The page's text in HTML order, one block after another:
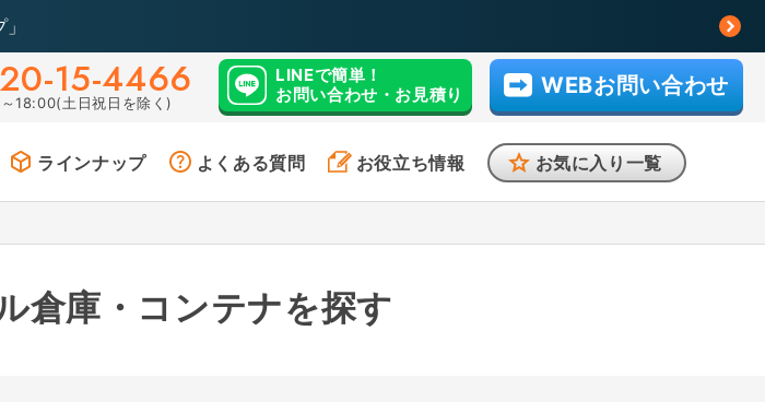
15-4466
18:00(土日祝日を除く)
LINEで簡単！
お問い合わせ・お見積り
WEBお問い合わせ
ラインナップ よくある質問 お役立ち情報 お気に入り一覧
倉庫・コンテナを探す